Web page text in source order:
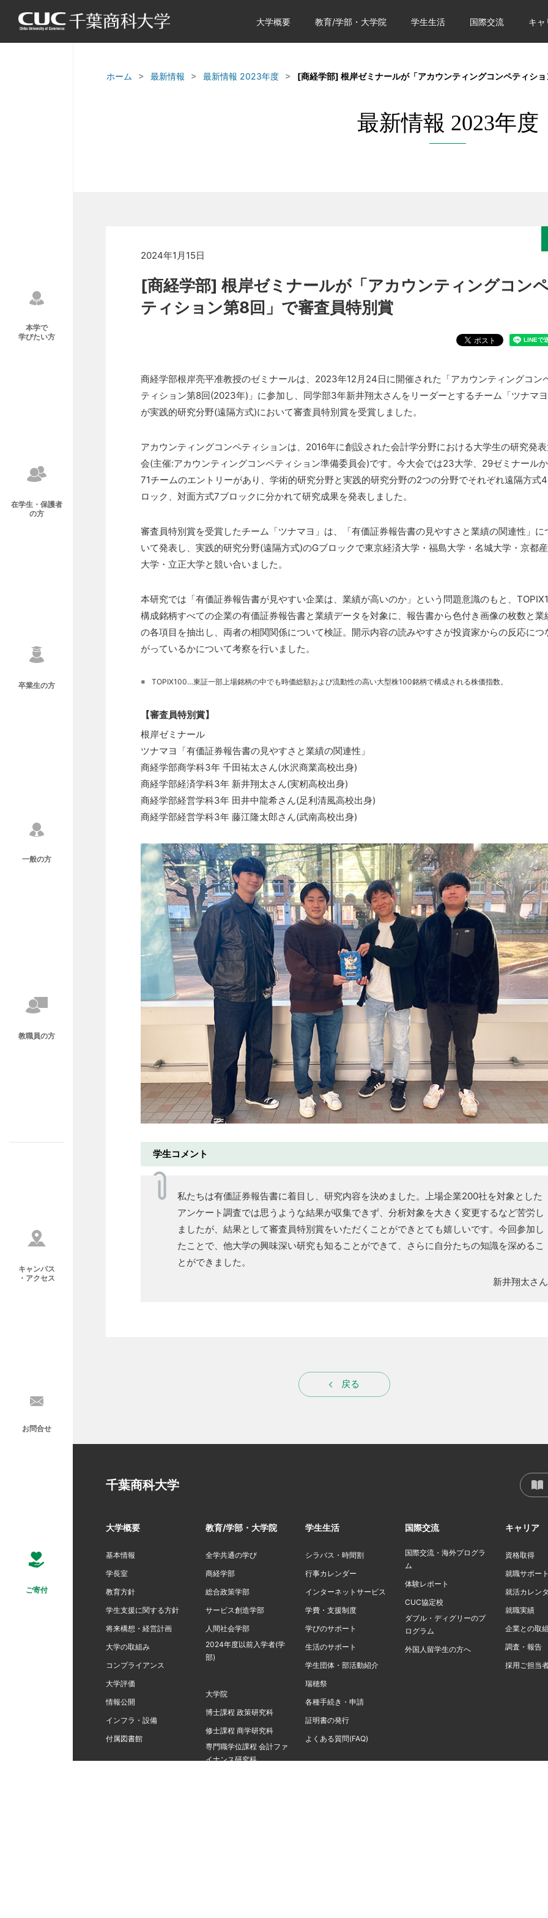
大学概要 教育/学部・大学院 学生生活 国際交流 キャ
ホーム 最新情報 最新情報 2023年度 [商経学部] 根岸ゼミナールが「アカウンティングコンペティシ
最新情報 2023年度
2024年1月15日
[商経学部] 根岸ゼミナールが「アカウンティングコン
ティション第8回」で審査員特別賞
商経学部根岸亮平准教授のゼミナールは、2023年12月24日に開催された「アカウンティングコン
ティション第8回(2023年)」に参加し、同学部3年新井翔太さんをリーダーとするチーム「ツナマ
が実践的研究分野(遠隔方式)において審査員特別賞を受賞しました。
アカウンティングコンペティションは、2016年に創設された会計学分野における大学生の研究発
会(主催:アカウンティングコンペティション準備委員会)です。今大会では23大学、29ゼミナール
71チームのエントリーがあり、学術的研究分野と実践的研究分野の2つの分野でそれぞれ遠隔方式
ロック、対面方式7ブロックに分かれて研究成果を発表しました。
審査員特別賞を受賞したチーム「ツナマヨ」は、「有価証券報告書の見やすさと業績の関連性」に
いて発表し、実践的研究分野(遠隔方式)のGブロックで東京経済大学・福島大学・名城大学・京都
大学・立正大学と競い合いました。
本研究では「有価証券報告書が見やすい企業は、業績が高いのか」という問題意識のもと、
構成銘柄すべての企業の有価証券報告書と業績データを対象に、報告書から色付き画像の枚数と業
の各項目を抽出し、両者の相関関係について検証。開示内容の読みやすさが投資家からの反応につ
がっているかについて考察を行いました。
※ TOPIX100…東証一部上場銘柄の中でも時価総額および流動性の高い大型株100銘柄で構成される株価指数。
【審査員特別賞】
根岸ゼミナール
ツナマヨ「有価証券報告書の見やすさと業績の関連性」
商経学部商学科3年 千田祐太さん(水沢商業高校出身)
商経学部経済学科3年 新井翔太さん(実籾高校出身)
商経学部経営学科3年 田井中龍希さん(足利清風高校出身)
商経学部経営学科3年 藤江隆太郎さん(武南高校出身)
学生コメント
私たちは有価証券報告書に着目し、研究内容を決めました。上場企業200社を対象とした
アンケート調査では思うような結果が収集できず、分析対象を大きく変更するなど苦労し
ましたが、結果として審査員特別賞をいただくことができとても嬉しいです。今回参加し
たことで、他大学の興味深い研究も知ることができて、さらに自分たちの知識を深めるこ
とができました。
新井翔太さん
戻る
千葉商科大学
大学概要
基本情報
学長室
教育方針
学生支援に関する方針
将来構想・経営計画
大学の取組み
コンプライアンス
大学評価
情報公開
インフラ・設備
付属図書館
教育/学部・大学院
全学共通の学び
商経学部
総合政策学部
サービス創造学部
人間社会学部
2024年度以前入学者(学
部)
大学院
博士課程 政策研究科
修士課程 商学研究科
専門職学位課程 会計ファ
イナンス研究科
学生生活
シラバス・時間割
行事カレンダー
インターネットサービス
学費・支援制度
学びのサポート
生活のサポート
学生団体・部活動紹介
瑞穂祭
各種手続き・申請
証明書の発行
よくある質問(FAQ)
国際交流
国際交流・海外プログラ
ム
体験レポート
CUC協定校
ダブル・ディグリーのプ
ログラム
外国人留学生の方へ
キャリア
資格取得
就職サポー
就活カレン
就職実績
企業との取
調査・報告
採用ご担当
本学で
学びたい方
在学生・保護者
の方
卒業生の方
一般の方
教職員の方
キャンパス
・アクセス
お問合せ
ご寄付